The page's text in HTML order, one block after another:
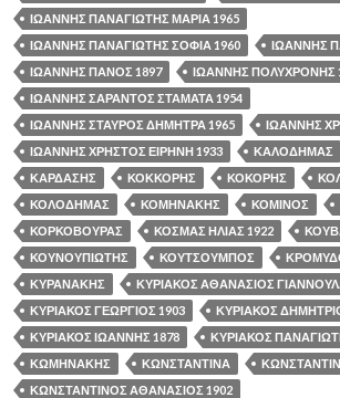
ΙΩΑΝΝΗΣ ΠΑΝΑΓΙΩΤΗΣ ΜΑΡΙΑ 1965
ΙΩΑΝΝΗΣ ΠΑΝΑΓΙΩΤΗΣ ΣΟΦΙΑ 1960
ΙΩΑΝΝΗΣ
ΙΩΑΝΝΗΣ ΠΑΝΟΣ 1897
ΙΩΑΝΝΗΣ ΠΟΛΥΧΡΟΝΗΣ
ΙΩΑΝΝΗΣ ΣΑΡΑΝΤΟΣ ΣΤΑΜΑΤΑ 1954
ΙΩΑΝΝΗΣ ΣΤΑΥΡΟΣ ΔΗΜΗΤΡΑ 1965
ΙΩΑΝΝΗΣ
ΙΩΑΝΝΗΣ ΧΡΗΣΤΟΣ ΕΙΡΗΝΗ 1933
ΚΑΛΟΔΗΜΑΣ
ΚΑΡΔΑΣΗΣ
ΚΟΚΚΟΡΗΣ ΚΟΚΟΡΗΣ
ΚΟΛΟΔΗΜΑΣ
ΚΟΜΗΝΑΚΗΣ ΚΟΜΙΝΟΣ
ΚΟΡΚΟΒΟΥΡΑΣ
ΚΟΣΜΑΣ ΗΛΙΑΣ 1922
ΚΟΥΝΟΥΠΙΩΤΗΣ
ΚΟΥΤΣΟΥΜΠΟΣ
ΚΥΡΑΝΑΚΗΣ
ΚΥΡΙΑΚΟΣ ΑΘΑΝΑΣΙΟΣ
ΚΥΡΙΑΚΟΣ ΓΕΩΡΓΙΟΣ 1903
ΚΥΡΙΑΚΟΣ
ΚΥΡΙΑΚΟΣ ΙΩΑΝΝΗΣ 1878
ΚΥΡΙΑΚΟΣ
ΚΩΜΗΝΑΚΗΣ
ΚΩΝΣΤΑΝΤΙΝΑ
ΚΩΝΣΤΑΝΤΙΝΟΣ ΑΘΑΝΑΣΙΟΣ 1902